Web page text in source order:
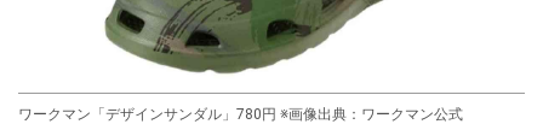
ワークマン「デザインサンダル」780円 ※画像出典：ワークマン公式